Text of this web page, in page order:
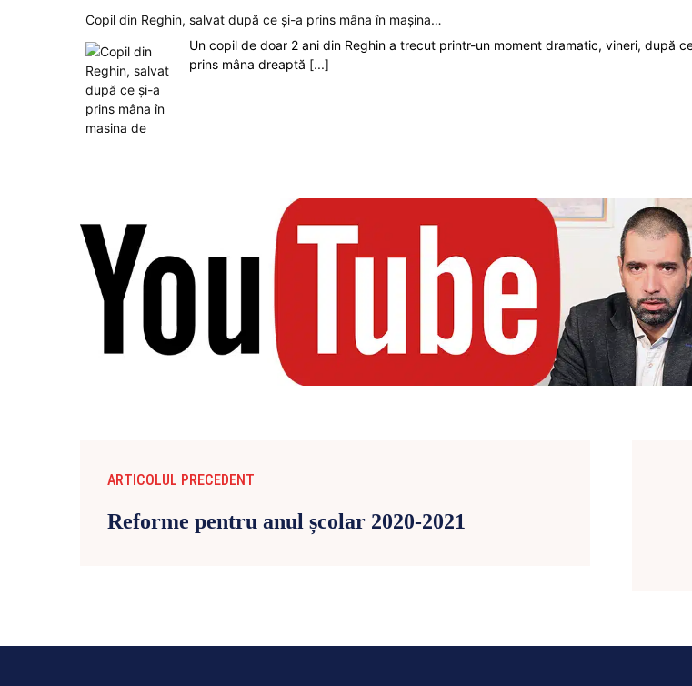
Copil din Reghin, salvat după ce și-a prins mâna în mașina…
Un copil de doar 2 ani din Reghin a trecut printr-un moment dramatic, vineri, după
prins mâna dreaptă [...]
ARTICOLUL PRECEDENT
Reforme pentru anul școlar 2020-2021